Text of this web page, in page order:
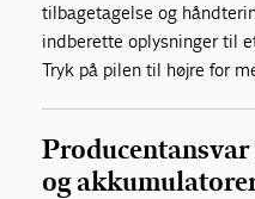
tilbagetagelse og
indberette oplysninger til
Tryk på pilen til højre for
og